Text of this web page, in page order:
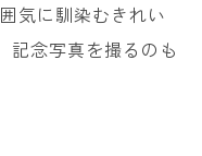
気に馴染むきれい
記念写真を撮るのも